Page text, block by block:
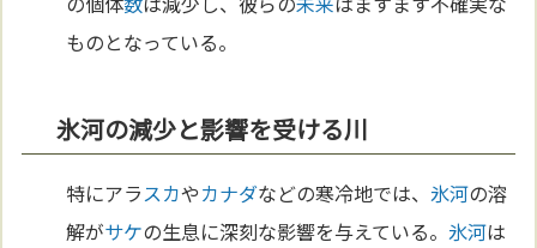
ものとなっている。
氷河の減少と影響を受ける川
特にアラスカやカナダなどの寒冷地では、氷河の溶
解がサケの生息に深刻な影響を与えている。氷河は